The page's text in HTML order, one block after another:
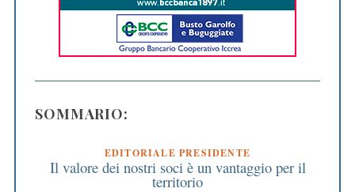
SOMMARIO:
EDITORIALE PRESIDENTE
Il valore dei nostri soci è un vantaggio per il
territorio